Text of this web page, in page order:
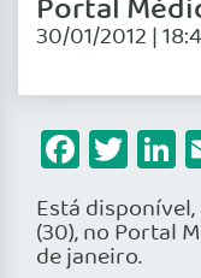
30/01/2012 |
Está
(30), no Portal
de janeiro.